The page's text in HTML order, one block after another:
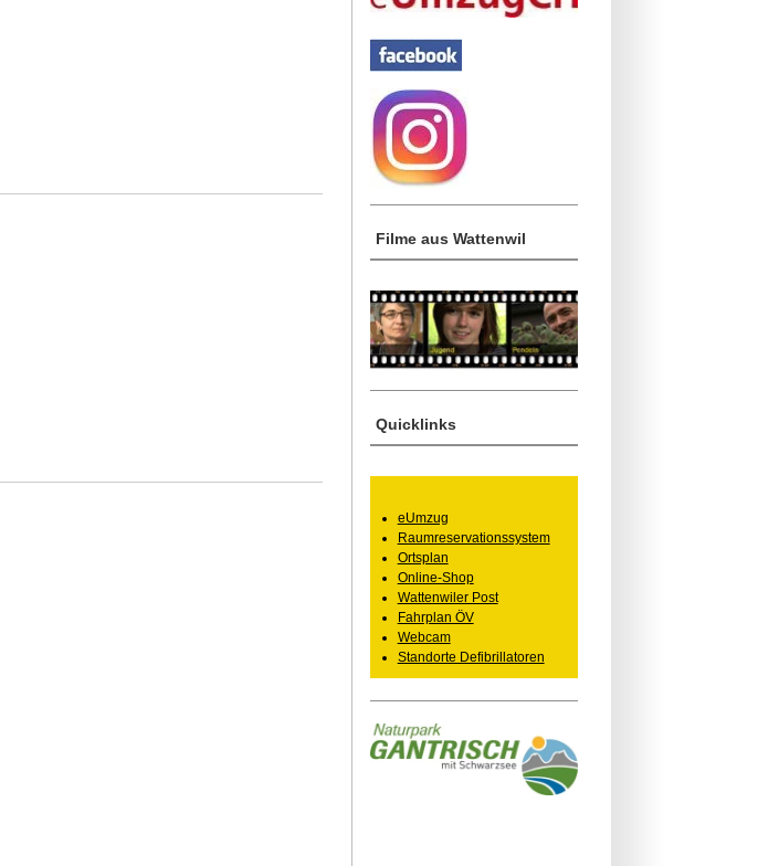
Filme aus Wattenwil
Quicklinks
eUmzug
Raumreservationssystem
Ortsplan
Online-Shop
Wattenwiler Post
Fahrplan ÖV
Webcam
Standorte Defibrillatoren